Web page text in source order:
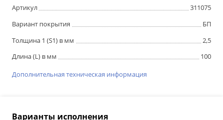
Артикул
311075
Вариант покрытия
БП
Толщина 1 (S1) в мм
2,5
Длина (L) в мм
100
Дополнительная техническая информация
Варианты исполнения